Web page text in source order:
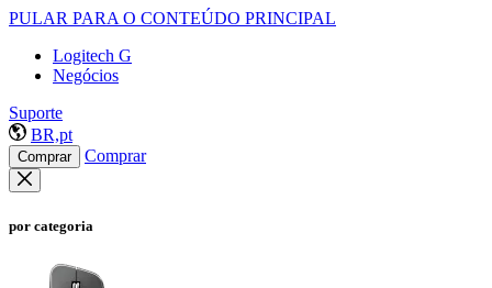
PULAR PARA O CONTEÚDO PRINCIPAL
Logitech G
Negócios
Suporte
BR,pt
Comprar Comprar
por categoria